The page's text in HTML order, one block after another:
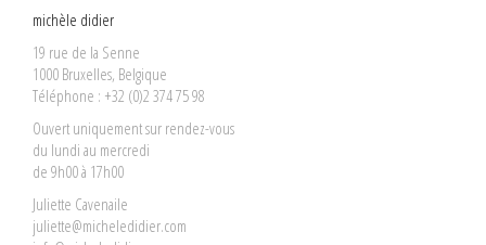
michèle didier
19 rue de la Senne
1000 Bruxelles, Belgique
Téléphone : +32 (0)2 374 75 98
Ouvert uniquement sur rendez-vous
du lundi au mercredi
de 9h00 à 17h00
Juliette Cavenaile
juliette@micheledidier.com